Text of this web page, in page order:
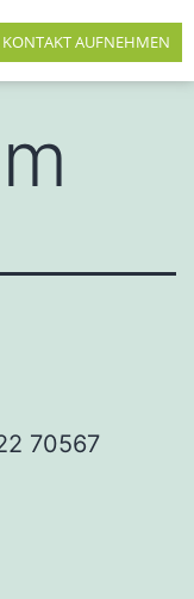
KONTAKT AUFNEHMEN
70567